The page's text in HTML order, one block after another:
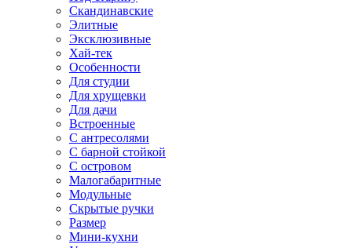
Скандинавские
Элитные
Эксклюзивные
Хай-тек
Особенности
Для студии
Для хрущевки
Для дачи
Встроенные
С антресолями
С барной стойкой
С островом
Малогабаритные
Модульные
Скрытые ручки
Размер
Мини-кухни